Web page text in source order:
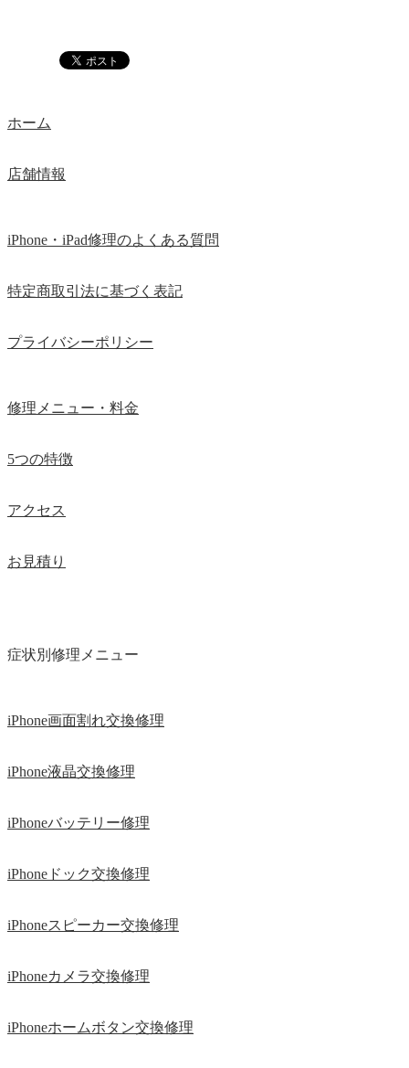
ホーム
店舗情報
iPhone・iPad修理のよくある質問
特定商取引法に基づく表記
プライバシーポリシー
修理メニュー・料金
5つの特徴
アクセス
お見積り
症状別修理メニュー
iPhone画面割れ交換修理
iPhone液晶交換修理
iPhoneバッテリー修理
iPhoneドック交換修理
iPhoneスピーカー交換修理
iPhoneカメラ交換修理
iPhoneホームボタン交換修理